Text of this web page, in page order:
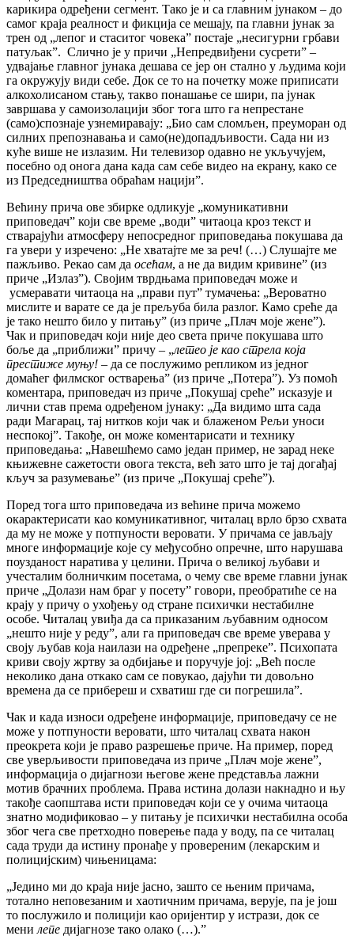
карикира одређени сегмент. Тако је и са главним јунаком – до
самог краја реалност и фикција се мешају, па главни јунак за
трен од „лепог и стаситог човека” постаје „несигурни грбави
патуљак”. Слично је у причи „Непредвиђени сусрети” –
удвајање главног јунака дешава се јер он стално у људима који
га окружују види себе. Док се то на почетку може приписати
алкохолисаном стању, такво понашање се шири, па јунак
завршава у самоизолацији због тога што га непрестане
(само)спознаје узнемиравају: „Био сам сломљен, преуморан од
силних препознавања и само(не)допадљивости. Сада ни из
куће више не излазим. Ни телевизор одавно не укључујем,
посебно од онога дана када сам себе видео на екрану, како се
из Председништва обраћам нацији”.
Већину прича ове збирке одликује „комуникативни
приповедач” који све време „води” читаоца кроз текст и
стварајући атмосферу непосредног приповедања покушава да
га увери у изречено: „Не хватајте ме за реч! (…) Слушајте ме
пажљиво. Рекао сам да осећам, а не да видим кривине” (из
приче „Излаз”). Својим тврдњама приповедач може и
усмеравати читаоца на „прави пут” тумачења: „Вероватно
мислите и варате се да је прељуба била разлог. Камо среће да
је тако нешто било у питању” (из приче „Плач моје жене”).
Чак и приповедач који није део света приче покушава што
боље да „приближи” причу – „летео је као стрела која
престиже муњу! – да се послужимо репликом из једног
домаћег филмског остварења” (из приче „Потера”). Уз помоћ
коментара, приповедач из приче „Покушај среће” исказује и
лични став према одређеном јунаку: „Да видимо шта сада
ради Магарац, тај нитков који чак и блаженом Рељи уноси
неспокој”. Такође, он може коментарисати и технику
приповедања: „Навешћемо само један пример, не зарад неке
књижевне сажетости овога текста, већ зато што је тај догађај
кључ за разумевање” (из приче „Покушај среће”).
Поред тога што приповедача из већине прича можемо
окарактерисати као комуникативног, читалац врло брзо схвата
да му не може у потпуности веровати. У причама се јављају
многе информације које су међусобно опречне, што нарушава
поузданост наратива у целини. Прича о великој љубави и
учесталим болничким посетама, о чему све време главни јунак
приче „Долази нам браг у посету” говори, преобратиће се на
крају у причу о ухођењу од стране психички нестабилне
особе. Читалац увиђа да са приказаним љубавним односом
„нешто није у реду”, али га приповедач све време уверава у
своју љубав која наилази на одређене „препреке”. Психопата
криви своју жртву за одбијање и поручује јој: „Већ после
неколико дана откако сам се повукао, дајући ти довољно
времена да се прибереш и схватиш где си погрешила”.
Чак и када износи одређене информације, приповедачу се не
може у потпуности веровати, што читалац схвата након
преокрета који је право разрешење приче. На пример, поред
све уверљивости приповедача из приче „Плач моје жене”,
информација о дијагнози његове жене представља лажни
мотив брачних проблема. Права истина долази накнадно и њу
такође саопштава исти приповедач који се у очима читаоца
знатно модификовао – у питању је психички нестабилна особа
због чега све претходно поверење пада у воду, па се читалац
сада труди да истину пронађе у провереним (лекарским и
полицијским) чињеницама:
„Једино ми до краја није јасно, зашто се њеним причама,
тотално неповезаним и хаотичним причама, верује, па је још
то послужило и полицији као оријентир у истрази, док се
мени лепе дијагнозе тако олако (…).”